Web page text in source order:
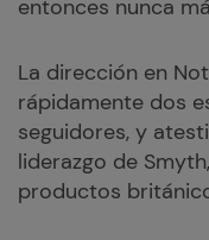
entonces nunca
La dirección en
rápidamente dos
seguidores, y
liderazgo de
productos